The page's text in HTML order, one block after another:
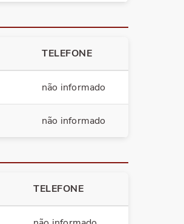
TELEFONE
não informado
não informado
TELEFONE